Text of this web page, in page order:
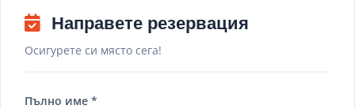
Направете резервация
Осигурете си място сега!
Пълно име *